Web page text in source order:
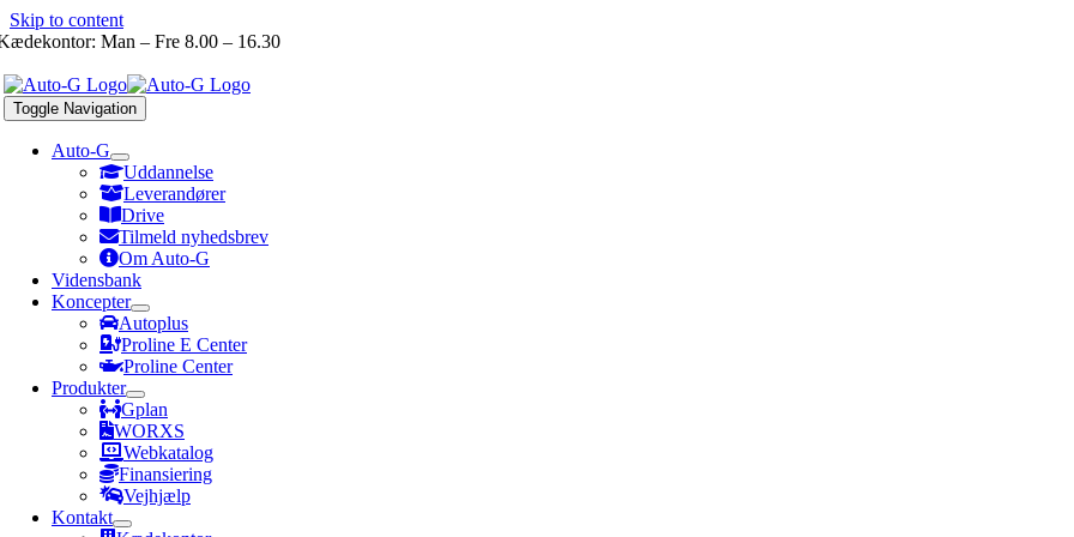
Skip to content
Man – Fre 8.00 – 16.30
Toggle Navigation
Auto-G
Uddannelse
Leverandører
Drive
Tilmeld nyhedsbrev
Om Auto-G
Vidensbank
Koncepter
Autoplus
Proline E Center
Proline Center
Produkter
Gplan
WORXS
Webkatalog
Finansiering
Vejhjælp
Kontakt